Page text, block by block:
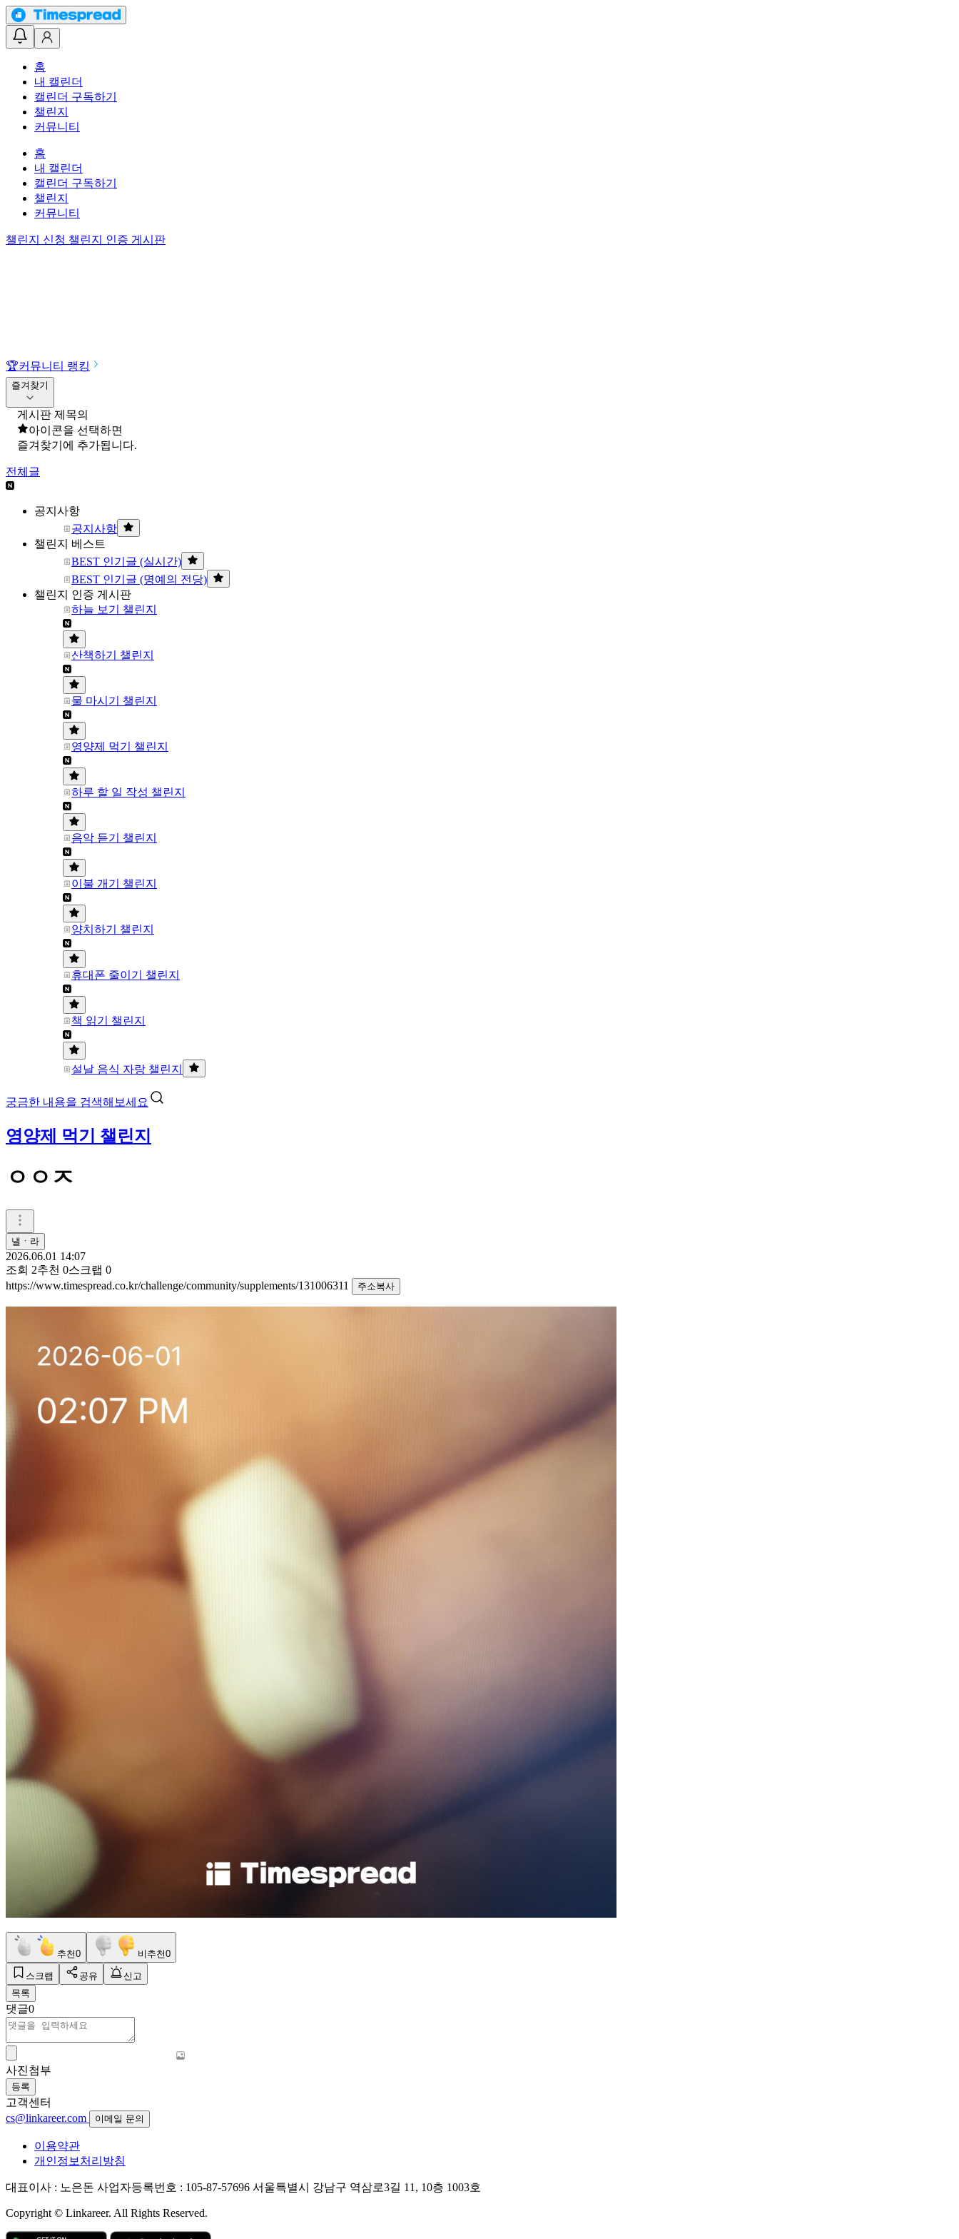
홈
내 캘린더
캘린더 구독하기
챌린지
커뮤니티
홈
내 캘린더
캘린더 구독하기
챌린지
커뮤니티
챌린지 신청 챌린지 인증 게시판
🏆커뮤니티 랭킹
즐겨찾기
게시판 제목의
아이콘을 선택하면
즐겨찾기에 추가됩니다.
전체글
공지사항
공지사항
챌린지 베스트
BEST 인기글 (실시간)
BEST 인기글 (명예의 전당)
챌린지 인증 게시판
하늘 보기 챌린지
산책하기 챌린지
물 마시기 챌린지
영양제 먹기 챌린지
하루 할 일 작성 챌린지
음악 듣기 챌린지
이불 개기 챌린지
양치하기 챌린지
휴대폰 줄이기 챌린지
책 읽기 챌린지
설날 음식 자랑 챌린지
궁금한 내용을 검색해보세요
영양제 먹기 챌린지
ㅇㅇㅈ
낼ㆍ라
2026.06.01 14:07
조회 2추천 0스크랩 0
https://www.timespread.co.kr/challenge/community/supplements/131006311
주소복사
추천0 비추천0
스크랩 공유
신고
목록
댓글0
사진첨부
등록
고객센터
cs@linkareer.com
이메일 문의
이용약관
개인정보처리방침
대표이사 : 노은돈 사업자등록번호 : 105-87-57696 서울특별시 강남구 역삼로3길 11, 10층 1003호
Copyright © Linkareer. All Rights Reserved.